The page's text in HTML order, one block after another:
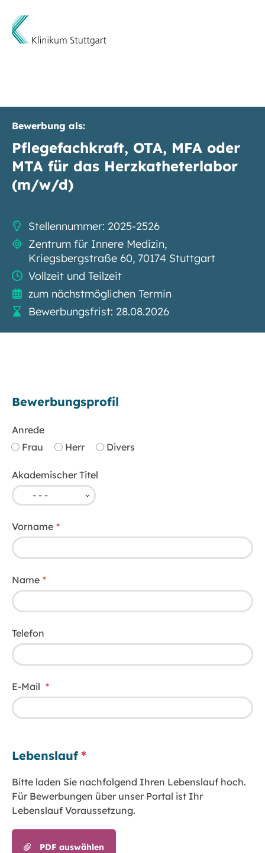
Bewerbung als:
Pflegefachkraft, OTA, MFA oder
MTA für das Herzkatheterlabor
(m/w/d)
Stellennummer: 2025-2526
Zentrum für Innere Medizin,
Kriegsbergstraße 60, 70174 Stuttgart
Vollzeit und Teilzeit
zum nächstmöglichen Termin
Bewerbungsfrist: 28.08.2026
Bewerbungsprofil
Anrede
Frau
Herr Divers
Akademischer Titel
Vorname
Name
Telefon
E-Mail
Lebenslauf
Bitte laden Sie nachfolgend Ihren Lebenslauf hoch.
Für Bewerbungen über unser Portal ist Ihr
Lebenslauf Voraussetzung.
PDF auswählen